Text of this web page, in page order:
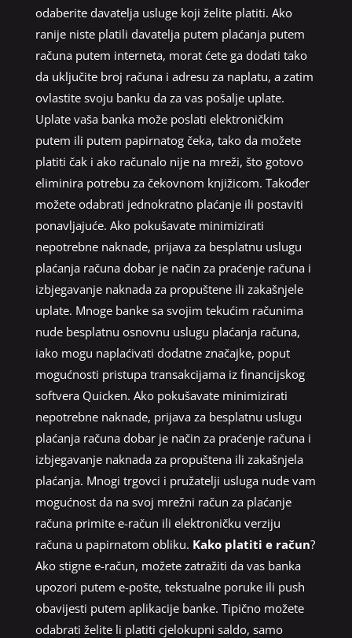
odaberite davatelja usluge koji želite platiti. Ako
ranije niste platili davatelja putem plaćanja putem
računa putem interneta, morat ćete ga dodati tako
da uključite broj računa i adresu za naplatu, a zatim
ovlastite svoju banku da za vas pošalje uplate.
Uplate vaša banka može poslati elektroničkim
putem ili putem papirnatog čeka, tako da možete
platiti čak i ako računalo nije na mreži, što gotovo
eliminira potrebu za čekovnom knjižicom. Također
možete odabrati jednokratno plaćanje ili postaviti
ponavljajuće. Ako pokušavate minimizirati
nepotrebne naknade, prijava za besplatnu uslugu
plaćanja računa dobar je način za praćenje računa i
izbjegavanje naknada za propuštene ili zakašnjele
uplate. Mnoge banke sa svojim tekućim računima
nude besplatnu osnovnu uslugu plaćanja računa,
iako mogu naplaćivati ​​dodatne značajke, poput
mogućnosti pristupa transakcijama iz financijskog
softvera Quicken. Ako pokušavate minimizirati
nepotrebne naknade, prijava za besplatnu uslugu
plaćanja računa dobar je način za praćenje računa i
izbjegavanje naknada za propuštena ili zakašnjela
plaćanja. Mnogi trgovci i pružatelji usluga nude vam
mogućnost da na svoj mrežni račun za plaćanje
računa primite e-račun ili elektroničku verziju
računa u papirnatom obliku. Kako platiti e račun?
Ako stigne e-račun, možete zatražiti da vas banka
upozori putem e-pošte, tekstualne poruke ili push
obavijesti putem aplikacije banke. Tipično možete
odabrati želite li platiti cjelokupni saldo, samo